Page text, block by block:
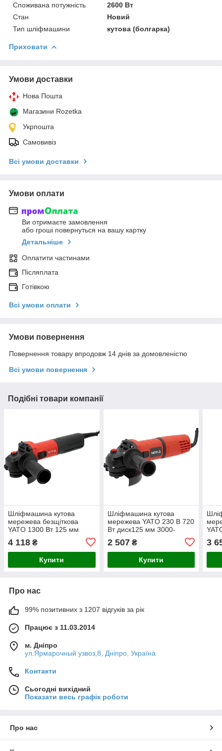
Споживана потужність
2600 Вт
Стан
Новий
Тип шліфмашини
кутова (болгарка)
Приховати
Умови доставки
Нова Пошта
Магазини Rozetka
Укрпошта
Самовивіз
Всі умови доставки
Умови оплати
Ви отримаєте замовлення
або гроші повернуться на вашу картку
Детальніше
Оплатити частинами
Післяплата
Готівкою
Всі умови оплати
Умови повернення
Повернення товару впродовж 14 днів за домовленістю
Всі умови повернення
Подібні товари компанії
Шліфмашина кутова
мережева безщіткова
YATO 1300 Вт 125 мм
821017
4 118 ₴
Купити
Шліфмашина кутова
мережева YATO 230 В 720
Вт диск125 мм 3000-
2 507₴
Купити
3
Про нас
99% позитивних з 1207 відгуків за рік
Працює з 11.03.2014
м. Дніпро
ул.Ярмарочный узвоз,8, Дніпро, Україна
Контакти
Сьогодні вихідний
Показати весь графік роботи
Про нас